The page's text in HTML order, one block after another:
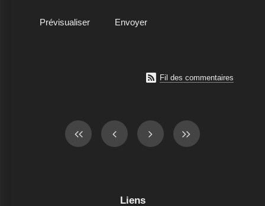
 Fil des commentaires
Liens